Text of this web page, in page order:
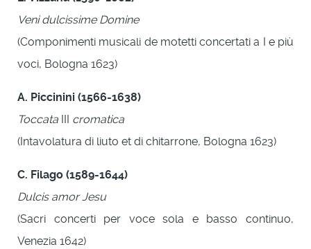
Veni dulcissime Domine
(Componimenti musicali de motetti concertati a I e più
voci, Bologna 1623)
A. Piccinini (1566-1638)
Toccata III cromatica
(Intavolatura di liuto et di chitarrone, Bologna 1623)
C. Filago (1589-1644)
Dulcis amor Jesu
(Sacri concerti per voce sola e basso continuo,
Venezia 1642)